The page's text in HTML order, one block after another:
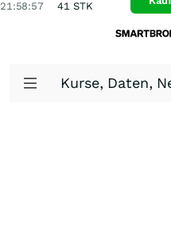
21:58:57 41 STK
Kurse, Daten,